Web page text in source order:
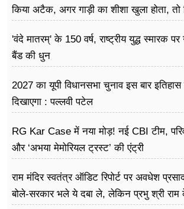
किया अटैक, अगर गाड़ी का शीशा खुला होता,
'वंदे मातरम्' के 150 वर्ष, राष्ट्रीय युद्ध स्मारक
बैंड की धुन
2027 का यूपी विधानसभा चुनाव इस बार
दिखाएगा : पल्लवी पटेल
RG Kar Case में नया मोड़! नई CBI टीम,
और ‘अभया मेमोरियल ट्रस्ट’ की एंट्री
राम मंदिर स्वतंत्र ऑडिट रिपोर्ट पर अवधेश
बोले-सरकार भले ये दबा ले, लेकिन प्रभु श्री